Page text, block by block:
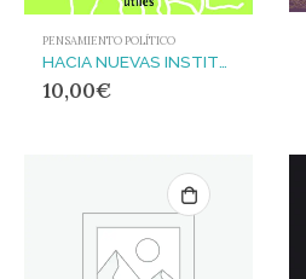
PENSAMIENTO POLÍTICO
10,00€